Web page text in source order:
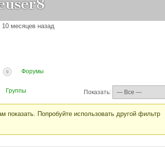
10 месяцев назад
0 Форумы
Группы Показать:
показать. Попробуйте использовать другой фильтр